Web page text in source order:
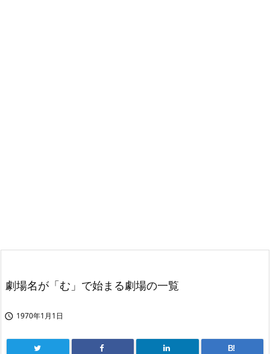
劇場名が「む」で始まる劇場の一覧
 1970年1月1日
B!